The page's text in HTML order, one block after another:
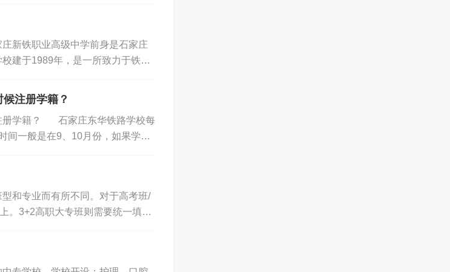
。整体评价：总体来说，学校在
都不错。2.专业选择：铁路专
选。学校的铁路专业应该是强
果你对其他专业感兴趣，比如计
业：...
新铁职业高级中学前身是石家庄
建于1989年，是一所致力于铁
，成绩合格后由学校颁发国家承
考试合格颁发相关职业技能等级
业服务，学校招办电话150 7615
还有升学班安排，学校毕业后可
注册学籍？
册学籍？ 石家庄东华铁路学校每
间一般是在9、10月份，如果学生
学生学籍变动包括转学、转专业、
习形式的学生，原则上不予转
庭搬迁或个人意愿等原因可以申请
转出学校同意，再向转入学校提
和专业而有所不同。‌对于高考班/
。‌3+2高职大专班则需要统一填报
考之前的自主招生阶段，‌3+2全日
上，‌3年制中专班不限分数。‌中